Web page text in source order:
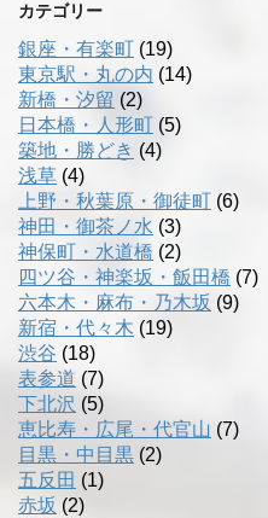
カテゴリー
銀座・有楽町 (19)
東京駅・丸の内 (14)
新橋・汐留 (2)
日本橋・人形町 (5)
築地・勝どき (4)
浅草 (4)
上野・秋葉原・御徒町 (6)
神田・御茶ノ水 (3)
神保町・水道橋 (2)
四ツ谷・神楽坂・飯田橋 (7)
六本木・麻布・乃木坂 (9)
新宿・代々木 (19)
渋谷 (18)
表参道 (7)
下北沢 (5)
恵比寿・広尾・代官山 (7)
目黒・中目黒 (2)
五反田 (1)
赤坂 (2)